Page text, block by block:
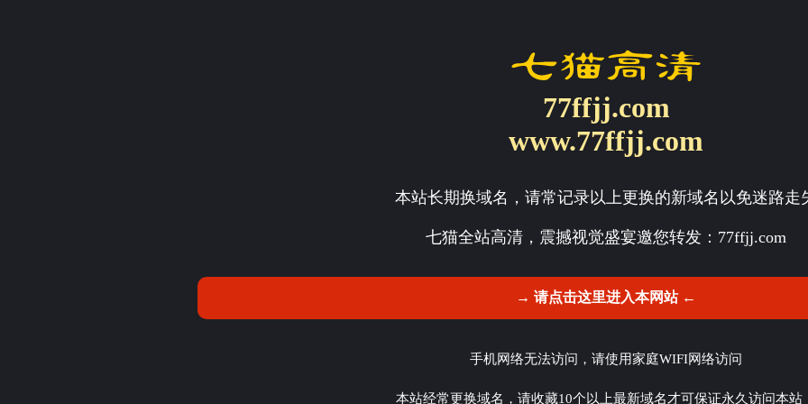
77ffjj.com
www.77ffjj.com
本站长期换域名，请常记录以上更换的新域名以免迷路走
七猫全站高清，震撼视觉盛宴邀您转发： 77ffjj.com
→ 请点击这里进入本网站 ←
手机网络无法访问，请使用家庭WIFI网络访问
本站经常更换域名，请收藏10个以上最新域名才可保证永久访问本站